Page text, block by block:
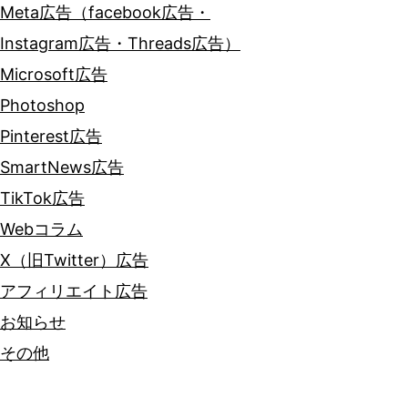
Meta広告（facebook広告・
Instagram広告・Threads広告）
Microsoft広告
Photoshop
Pinterest広告
SmartNews広告
TikTok広告
Webコラム
X（旧Twitter）広告
アフィリエイト広告
お知らせ
その他